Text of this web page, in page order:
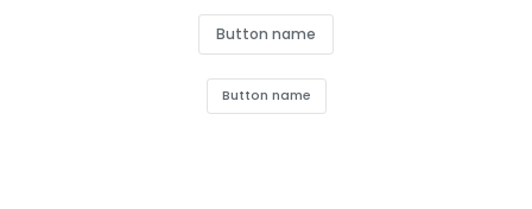
Button name
Button name